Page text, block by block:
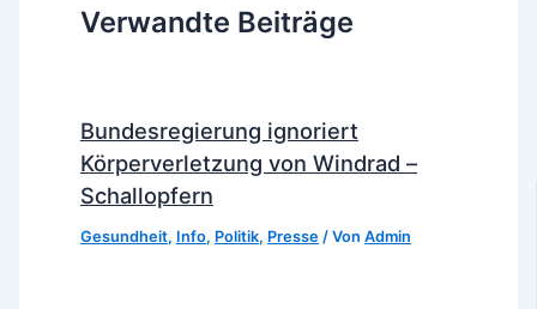
Verwandte Beiträge
Bundesregierung ignoriert
Körperverletzung von Windrad –
Schallopfern
Gesundheit, Info, Politik, Presse / Von Admin